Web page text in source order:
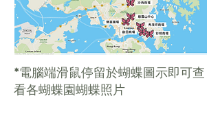
​*電腦端滑鼠停留於蝴蝶圖示即可查
看各蝴蝶園蝴蝶照片